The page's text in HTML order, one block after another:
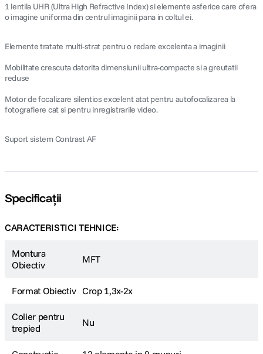
1 lentila UHR (Ultra High Refractive Index) si elemente asferice care ofera
o imagine uniforma din centrul imaginii pana in coltul ei.
Elemente tratate multi-strat pentru o redare excelenta a imaginii
Mobilitate crescuta datorita dimensiunii ultra-compacte si a greutatii
reduse
Motor de focalizare silentios excelent atat pentru autofocalizarea la
fotografiere cat si pentru inregistrarile video.
Suport sistem Contrast AF
Specificații
CARACTERISTICI TEHNICE:
Montura
Obiectiv
MFT
Format Obiectiv Crop 1,3x-2x
Colier pentru
trepied
Nu